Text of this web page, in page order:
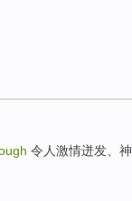
令人激情迸发、